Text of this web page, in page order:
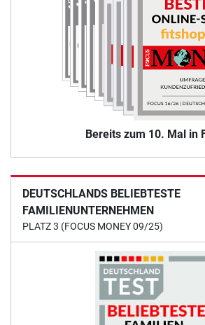
Bereits zum 10. Mal in
DEUTSCHLANDS BELIEBTESTE
FAMILIENUNTERNEHMEN
PLATZ 3 (FOCUS MONEY 09/25)